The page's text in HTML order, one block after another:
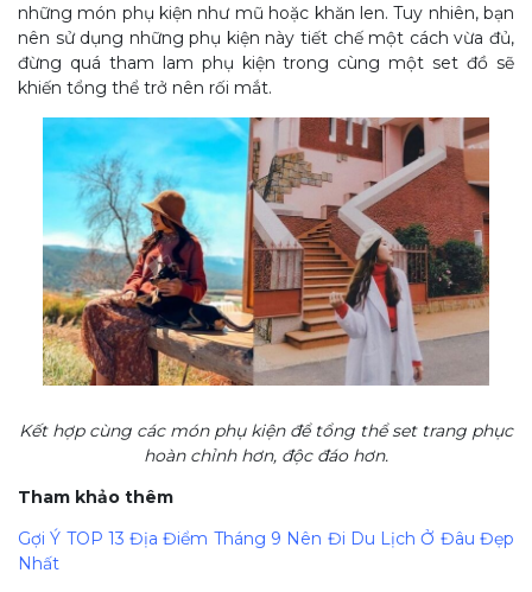
những món phụ kiện như mũ hoặc khăn len. Tuy nhiên, bạn
nên sử dụng những phụ kiện này tiết chế một cách vừa đủ,
đừng quá tham lam phụ kiện trong cùng một set đồ sẽ
khiến tổng thể trở nên rối mắt.
Kết hợp cùng các món phụ kiện để tổng thể set trang phục
hoàn chỉnh hơn, độc đáo hơn.
Tham khảo thêm
Gợi Ý TOP 13 Địa Điểm Tháng 9 Nên Đi Du Lịch Ở Đâu Đẹp
Nhất